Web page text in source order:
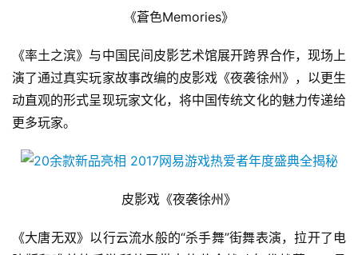
《蒼色Memories》
《率土之滨》与中国民间皮影艺术馆展开跨界合作，现场上
演了通过真实玩家故事改编的皮影戏《夜袭徐州》，以更生
动直观的形式呈现玩家文化，将中国传统文化的魅力传递给
更多玩家。
皮影戏《夜袭徐州》
《大唐无双》以行云流水般的“杀手舞”街舞表演，拉开了电